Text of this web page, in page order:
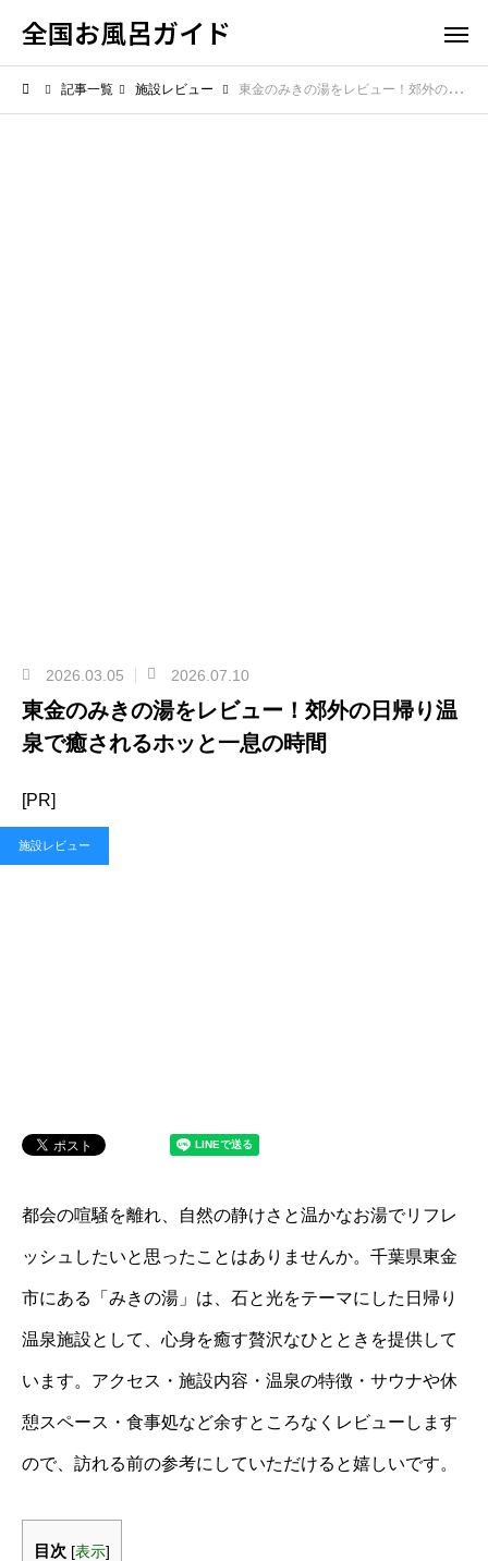
全国お風呂ガイド
記事一覧 施設レビュー 東金のみきの湯をレビュー！郊外の日帰り温泉で癒されるホッと一息の時間
2026.03.05 2026.07.10
東金のみきの湯をレビュー！郊外の日帰り温
泉で癒されるホッと一息の時間
[PR]
施設レビュー
都会の喧騒を離れ、自然の静けさと温かなお湯でリフレ
ッシュしたいと思ったことはありませんか。千葉県東金
市にある「みきの湯」は、石と光をテーマにした日帰り
温泉施設として、心身を癒す贅沢なひとときを提供して
います。アクセス・施設内容・温泉の特徴・サウナや休
憩スペース・食事処など余すところなくレビューします
ので、訪れる前の参考にしていただけると嬉しいです。
目次 [表示]